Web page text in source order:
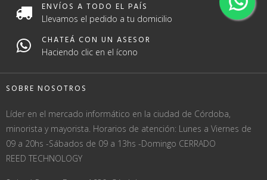
ENVÍOS A TODO EL PAÍS
Llevamos el pedido a tu domicilio
CHATEÁ CON UN ASESOR
Haciendo clic en el ícono
SOBRE NOSOTROS
Líder en el mercado informático en la ciudad de Córdoba,
minorista y mayorista. Horarios de atención: Lunes a Viernes de
09 a 20hs -Sábados de 09 a 13hs -Domingo CERRADO
REED TECHNOLOGY